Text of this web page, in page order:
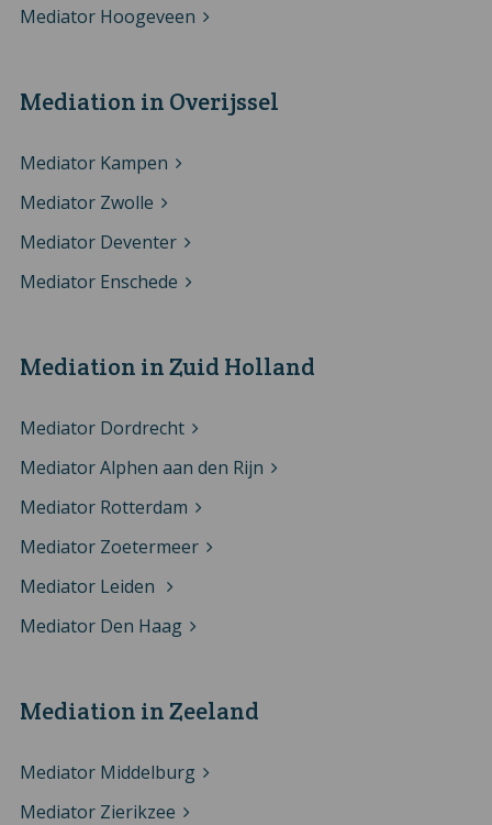
Mediator Hoogeveen
Mediation in Overijssel
Mediator Kampen
Mediator Zwolle
Mediator Deventer
Mediator Enschede
Mediation in Zuid Holland
Mediator Dordrecht
Mediator Alphen aan den Rijn
Mediator Rotterdam
Mediator Zoetermeer
Mediator Leiden
Mediator Den Haag
Mediation in Zeeland
Mediator Middelburg
Mediator Zierikzee